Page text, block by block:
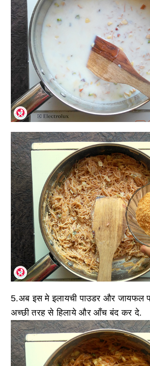
5.अब इस मे इलायची पाउडर और जायफल
अच्छी तरह से हिलाये और आँच बंद कर दे.